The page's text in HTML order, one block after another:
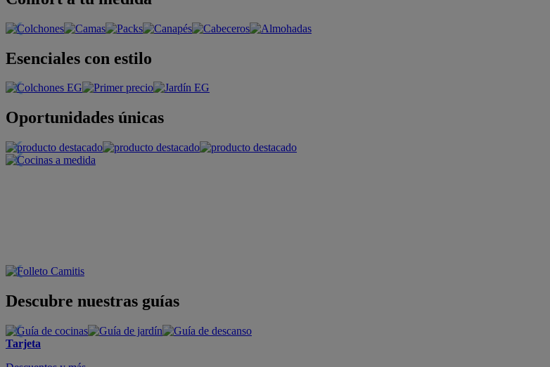
Esenciales con estilo
Oportunidades únicas
Descubre nuestras guías
Tarjeta